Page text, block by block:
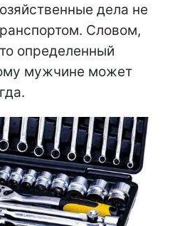
дела не
Словом,
определенный
мужчине может